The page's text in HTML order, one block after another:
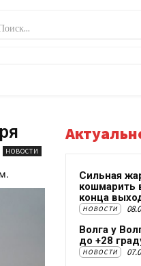
НОВОСТИ
Сильная
кошмарить
конца
НОВОСТИ
Волга у
до +28
НОВОСТИ